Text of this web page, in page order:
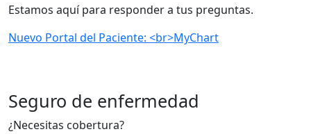
Estamos aquí para responder a tus preguntas.
Nuevo Portal del Paciente: <br>MyChart
Seguro de enfermedad
¿Necesitas cobertura?